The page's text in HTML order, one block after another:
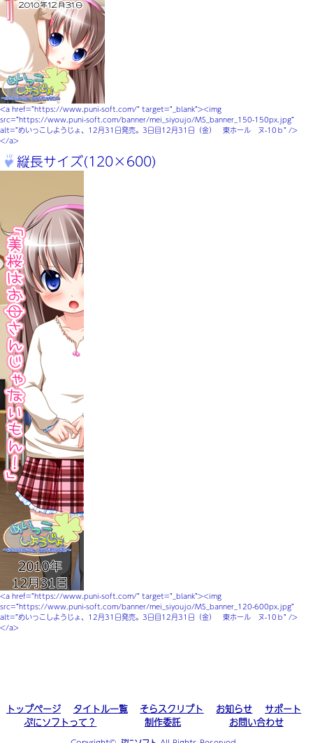
<a href=”https://www.puni-soft.com/” target=”_blank”><img
src=”https://www.puni-soft.com/banner/mei_siyoujo/MS_banner_150-150px.jpg”
alt=”めいっこしようじょ、12月31日発売。3日目12月31日（金） 東ホール ヌ-10ｂ” />
</a>
縦長サイズ(120×600)
<a href=”https://www.puni-soft.com/” target=”_blank”><img
src=”https://www.puni-soft.com/banner/mei_siyoujo/MS_banner_120-600px.jpg”
alt=”めいっこしようじょ、12月31日発売。3日目12月31日（金） 東ホール ヌ-10ｂ” />
</a>
トップページ タイトル一覧 そらスクリプト お知らせ
サポート
ぷにソフトって？
制作委託 お問い合わせ